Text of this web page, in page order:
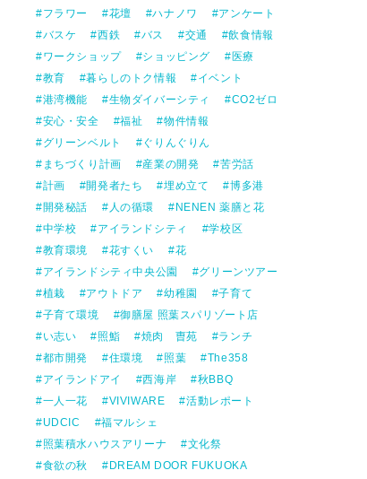
フラワー
花壇 ハナノワ
アンケート
バスケ
西鉄 バス 交通
飲食情報
ワークショップ
ショッピング
医療
教育
暮らしのトク情報
イベント
港湾機能
生物ダイバーシティ
CO2ゼロ
安心・安全
福祉
物件情報
グリーンベルト
ぐりんぐりん
まちづくり計画
産業の開発
苦労話
計画
開発者たち 埋め立て
博多港
開発秘話
人の循環
NENEN 薬膳と花
中学校
アイランドシティ
学校区
教育環境
花すくい
花
アイランドシティ中央公園
グリーンツアー
植栽
アウトドア 幼稚園
子育て
子育て環境
御膳屋 照葉スパリゾート店
い志い
照鮨 焼肉 曺苑
ランチ
都市開発
住環境 照葉
The358
アイランドアイ
西海岸
秋BBQ
一人一花
VIVIWARE
活動レポート
UDCIC
福マルシェ
照葉積水ハウスアリーナ
文化祭
食欲の秋
DREAM DOOR FUKUOKA